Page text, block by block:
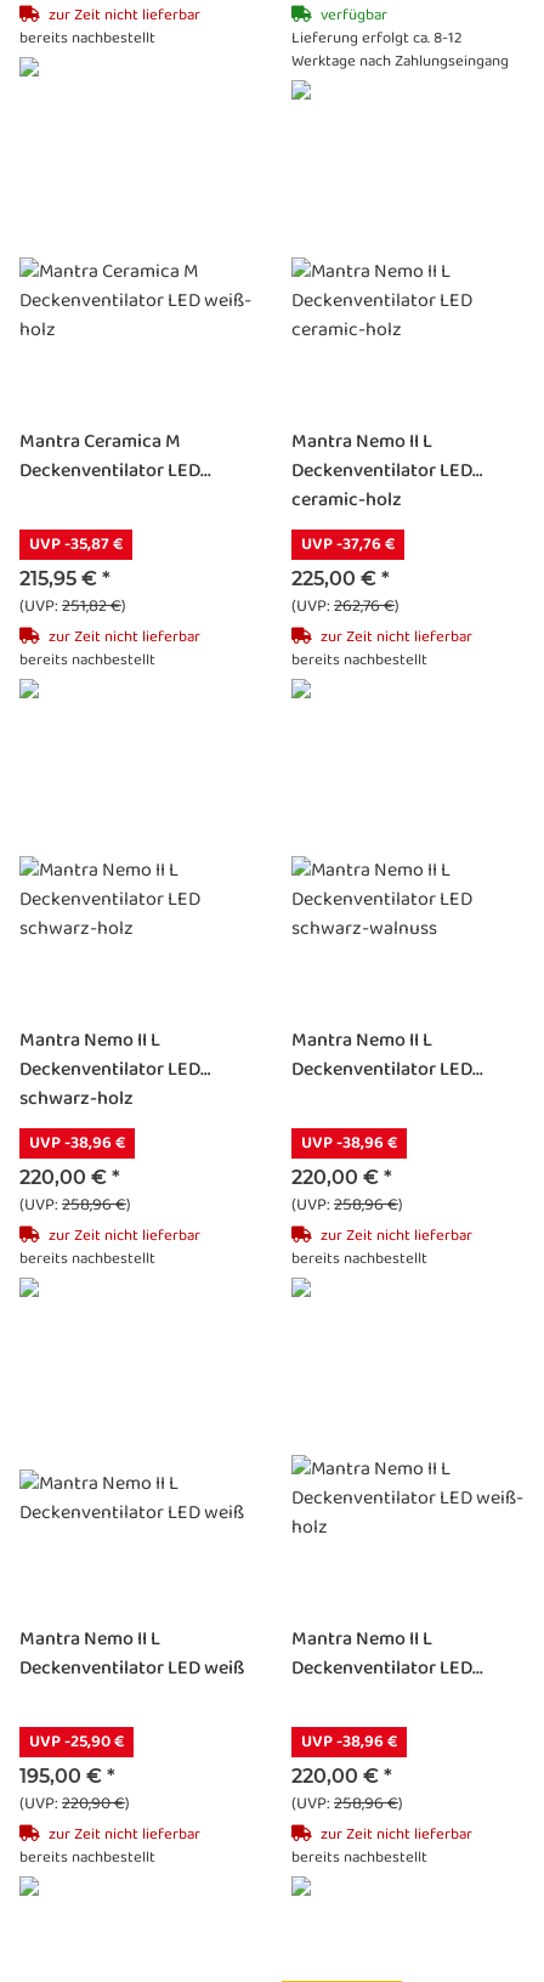
zur Zeit nicht lieferbar
bereits nachbestellt
verfügbar
Lieferung erfolgt ca. 8-12
Werktage nach Zahlungseingang
Mantra Ceramica M
Deckenventilator LED...
UVP -35,87 €
215,95 € *
(UVP:251,82 €)
zur Zeit nicht lieferbar
bereits nachbestellt
Mantra Nemo II L
Deckenventilator LED
ceramic-holz
UVP -37,76 €
225,00 € *
(UVP:262,76 €)
zur Zeit nicht lieferbar
bereits nachbestellt
Mantra Nemo II L
Deckenventilator LED
schwarz-holz
UVP -38,96 €
220,00 € *
(UVP:258,96 €)
zur Zeit nicht lieferbar
bereits nachbestellt
Mantra Nemo II L
Deckenventilator LED...
UVP -38,96 €
220,00 € *
(UVP:258,96 €)
zur Zeit nicht lieferbar
bereits nachbestellt
Mantra Nemo II L
Deckenventilator LED weiß
UVP -25,90 €
195,00 € *
(UVP:220,90 €)
zur Zeit nicht lieferbar
bereits nachbestellt
Mantra Nemo II L
Deckenventilator LED...
UVP -38,96 €
220,00 € *
(UVP:258,96 €)
zur Zeit nicht lieferbar
bereits nachbestellt